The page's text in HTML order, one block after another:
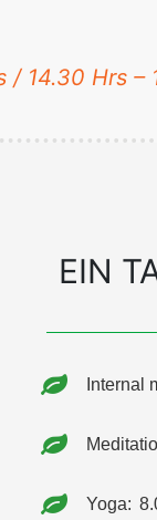
14.30 Hrs –
EIN
Internal
Yoga: